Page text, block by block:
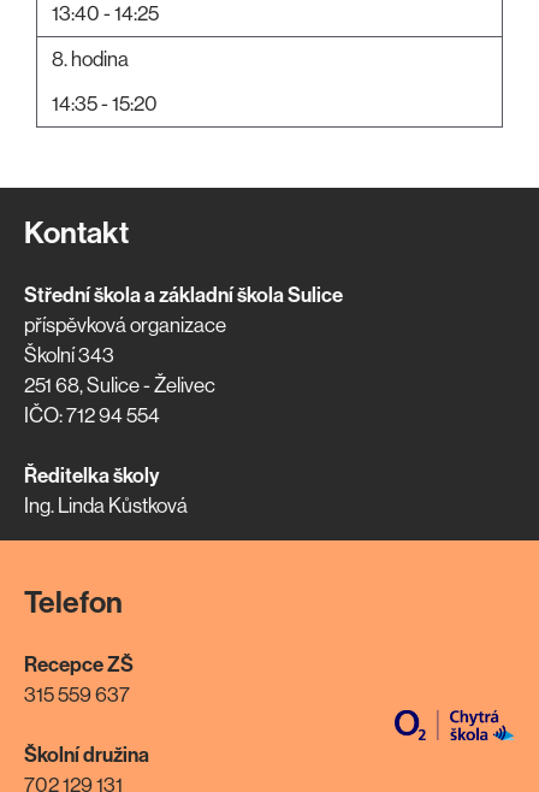
13:40 - 14:25
8. hodina
14:35 - 15:20
Kontakt
Střední škola a základní škola Sulice
příspěvková organizace
Školní 343
251 68, Sulice - Želivec
IČO: 712 94 554
Ředitelka školy
Ing. Linda Kůstková
Telefon
Recepce ZŠ
315 559 637
Školní družina
702 129 131